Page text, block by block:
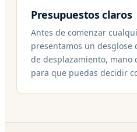
Presupuestos claros
Antes de comenzar
presentamos un desglose
de desplazamiento, mano
para que puedas decidir